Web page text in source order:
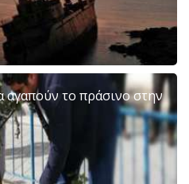
αγαπούν το πράσινο στην